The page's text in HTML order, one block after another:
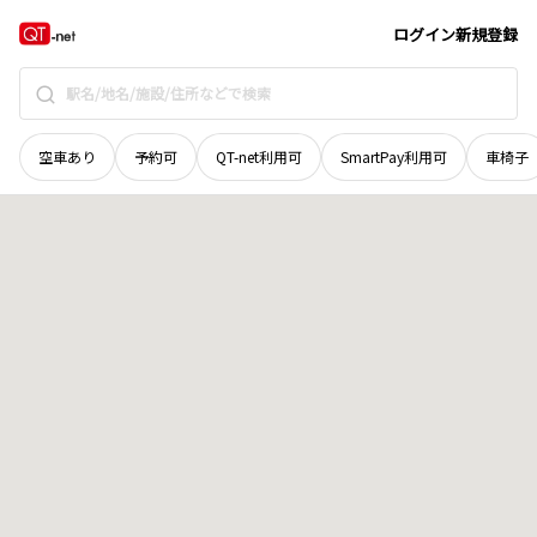
ログイン新規登録
空車あり 予約可 QT-net利用可 SmartPay利用可 車椅子
北海道